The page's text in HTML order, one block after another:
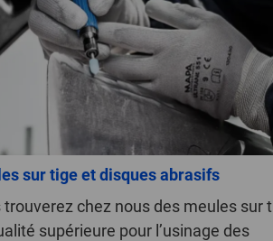
-
-
sur tige et disques abrasifs
trouverez chez nous des meules sur
supérieure pour l’usinage des